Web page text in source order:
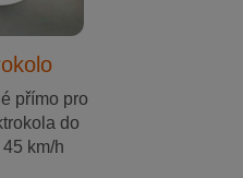
přímo pro
do
km/h